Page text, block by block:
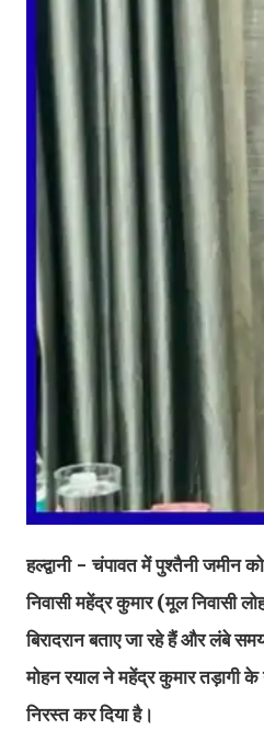
हल्द्वानी - चंपावत में पुश्तैनी जमीन
निवासी महेंद्र कुमार (मूल निवासी
बिरादरान बताए जा रहे हैं और लंबे
मोहन रयाल ने महेंद्र कुमार तड़ागी
निरस्त कर दिया है।